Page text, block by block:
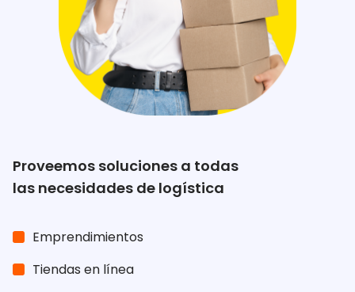
Proveemos soluciones a todas
las necesidades de logística
Emprendimientos
Tiendas en línea